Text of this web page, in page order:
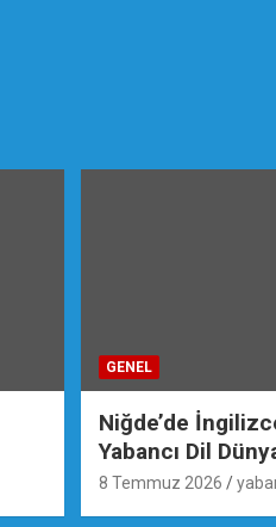
GENEL
Niğde’de
Yabancı Dil
8 Temmuz 2026